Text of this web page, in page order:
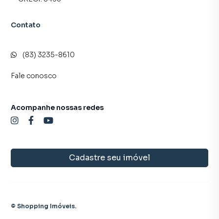
atendimento preparada para atender proprietários e
Contato
(83) 3235-8610
Fale conosco
Cadastre seu imóvel
Acompanhe nossas redes
© Shopping Imóveis.